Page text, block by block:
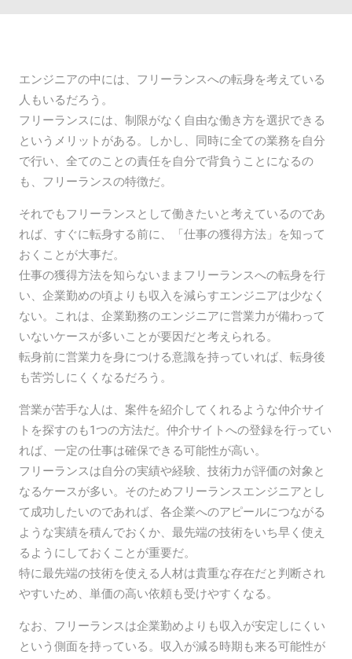
エンジニアの中には、フリーランスへの転身を考えている
人もいるだろう。
フリーランスには、制限がなく自由な働き方を選択できる
というメリットがある。しかし、同時に全ての業務を自分
で行い、全てのことの責任を自分で背負うことになるの
も、フリーランスの特徴だ。
それでもフリーランスとして働きたいと考えているのであ
れば、すぐに転身する前に、「仕事の獲得方法」を知って
おくことが大事だ。
仕事の獲得方法を知らないままフリーランスへの転身を行
い、企業勤めの頃よりも収入を減らすエンジニアは少なく
ない。これは、企業勤務のエンジニアに営業力が備わって
いないケースが多いことが要因だと考えられる。
転身前に営業力を身につける意識を持っていれば、転身後
も苦労しにくくなるだろう。
営業が苦手な人は、案件を紹介してくれるような仲介サイ
トを探すのも1つの方法だ。仲介サイトへの登録を行ってい
れば、一定の仕事は確保できる可能性が高い。
フリーランスは自分の実績や経験、技術力が評価の対象と
なるケースが多い。そのためフリーランスエンジニアとし
て成功したいのであれば、各企業へのアピールにつながる
ような実績を積んでおくか、最先端の技術をいち早く使え
るようにしておくことが重要だ。
特に最先端の技術を使える人材は貴重な存在だと判断され
やすいため、単価の高い依頼も受けやすくなる。
なお、フリーランスは企業勤めよりも収入が安定しにくい
という側面を持っている。収入が減る時期も来る可能性が